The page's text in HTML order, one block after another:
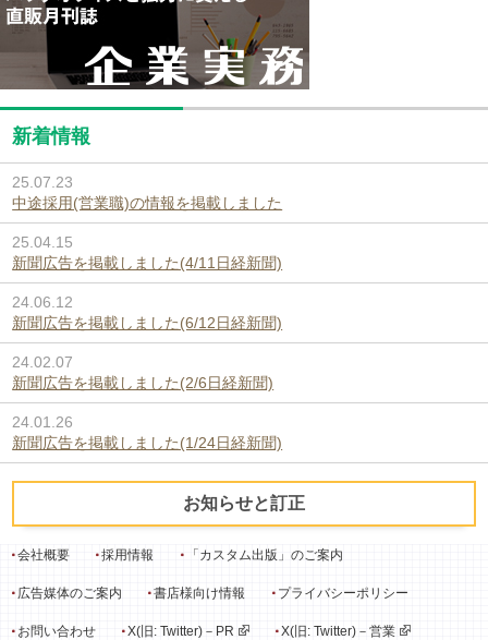
新着情報
25.07.23
中途採用(営業職)の情報を掲載しました
25.04.15
新聞広告を掲載しました(4/11日経新聞)
24.06.12
新聞広告を掲載しました(6/12日経新聞)
24.02.07
新聞広告を掲載しました(2/6日経新聞)
24.01.26
新聞広告を掲載しました(1/24日経新聞)
お知らせと訂正
会社概要 採用情報 「カスタム出版」のご案内
広告媒体のご案内 書店様向け情報 プライバシーポリシー
お問い合わせ X(旧: Twitter)－PR X(旧: Twitter)－営業